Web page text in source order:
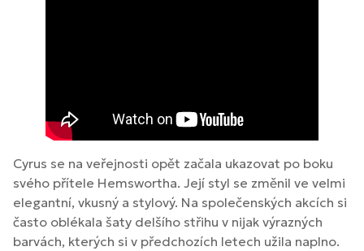
Cyrus se na veřejnosti opět začala ukazovat po boku
svého přítele Hemswortha. Její styl se změnil ve velmi
elegantní, vkusný a stylový. Na společenských akcích si
často oblékala šaty delšího střihu v nijak výrazných
barvách, kterých si v předchozích letech užila naplno.